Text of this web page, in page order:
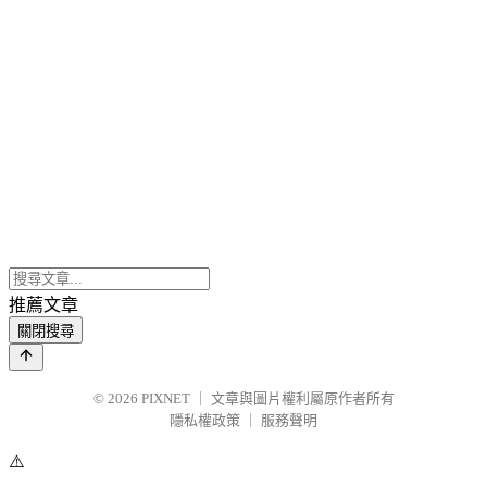
推薦文章
關閉搜尋
© 2026 PIXNET
文章與圖片權利屬原作者所有
隱私權政策
服務聲明
⚠️